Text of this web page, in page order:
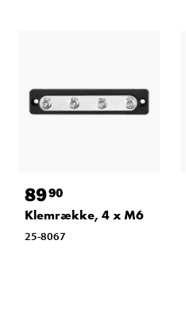
8990
Klemrække, 4 x M6
25-8067